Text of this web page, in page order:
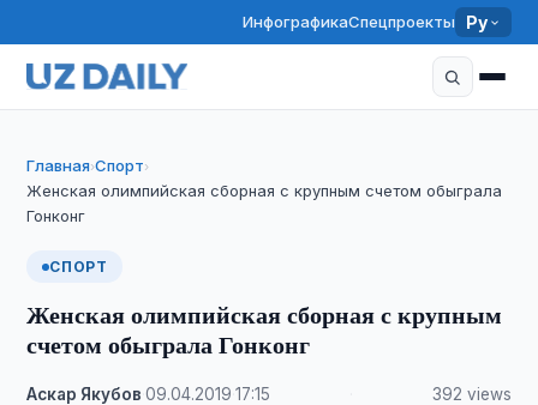
ИнфографикаСпецпроекты Ру
Главная›Спорт›
Женская олимпийская сборная с крупным счетом обыграла
Гонконг
СПОРТ
Женская олимпийская сборная с крупным
счетом обыграла Гонконг
Аскар Якубов ·09.04.2019 ·17:15 392 views